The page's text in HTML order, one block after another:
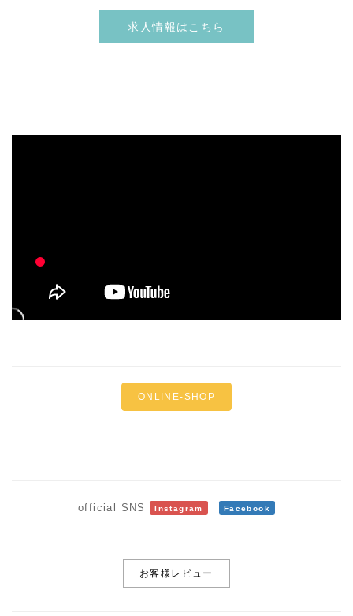
求人情報はこちら
ONLINE-SHOP
official SNS Instagram Facebook
お客様レビュー